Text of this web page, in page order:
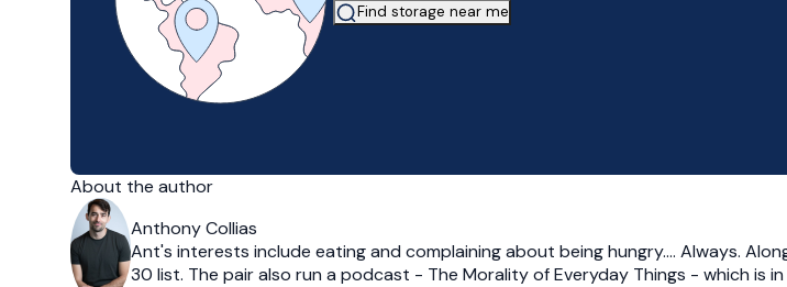
Find storage near me
About the author
Anthony Collias
Ant's interests include eating and complaining about being hungry…. Always.
30 list. The pair also run a podcast - The Morality of Everyday Things - which is